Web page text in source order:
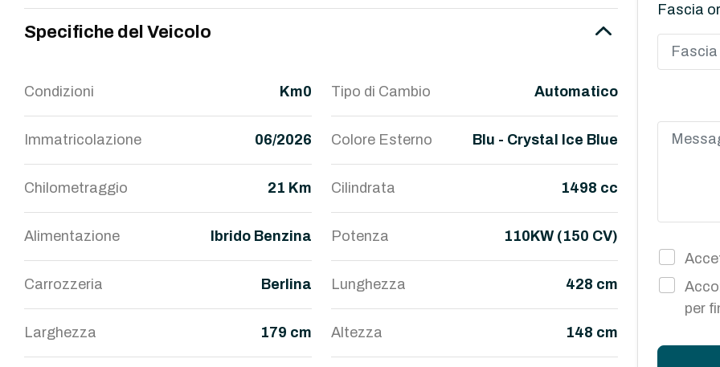
Specifiche del Veicolo
Condizioni Km0 Tipo di Cambio Automatico
Immatricolazione 06/2026 Colore Esterno Blu - Crystal Ice Blue
Chilometraggio 21 Km Cilindrata 1498 cc
Alimentazione Ibrido Benzina Potenza 110KW (150 CV)
Carrozzeria Berlina Lunghezza 428 cm
Larghezza 179 cm Altezza 148 cm
Fascia
per